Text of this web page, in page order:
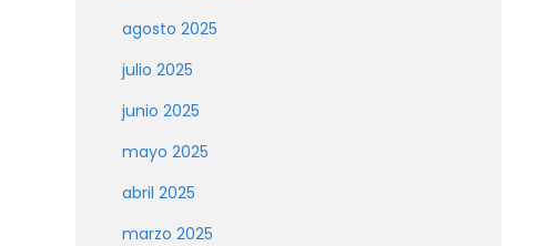
agosto 2025
julio 2025
junio 2025
mayo 2025
abril 2025
marzo 2025